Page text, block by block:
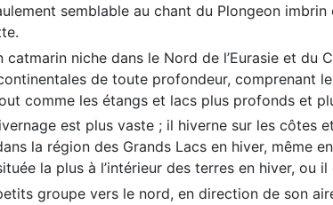
semblable au chant du Plongeon
catmarin niche dans le Nord de l’Eurasie et du
de toute profondeur, comprenant
comme les étangs et lacs plus profonds et
est plus vaste ; il hiverne sur les
la région des Grands Lacs en hiver, même
la plus à l’intérieur des terres en hiver, ou
groupe vers le nord, en direction de son